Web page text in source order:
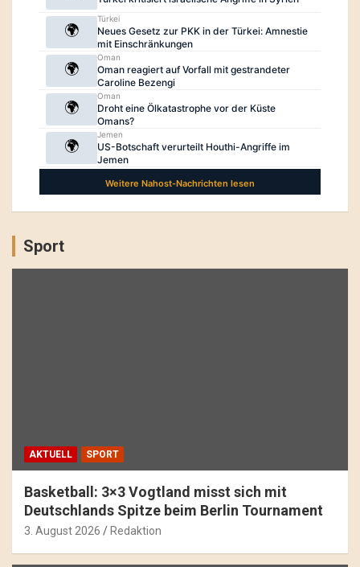
Sport
AKTUELL SPORT
Basketball: 3×3 Vogtland misst sich mit
Deutschlands Spitze beim Berlin Tournament
3. August 2026 Redaktion